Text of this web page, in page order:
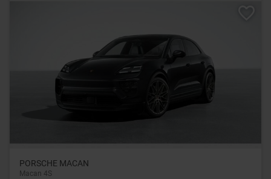
PORSCHE MACAN
Macan 4S